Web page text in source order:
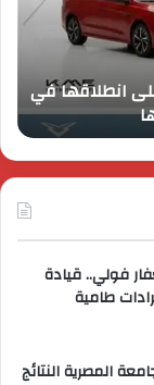
انطلاقها في
فولي.. قيادة
طامية
المصرية النتائج